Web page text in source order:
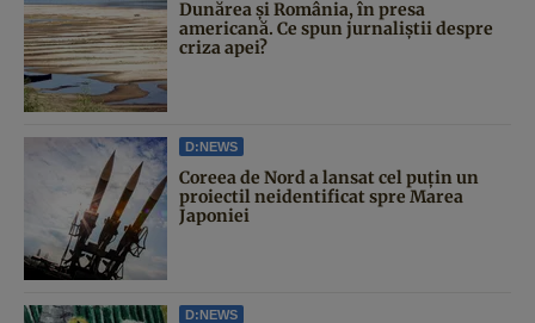
Dunărea și România, în presa
americană. Ce spun jurnaliștii despre
criza apei?
D:NEWS
Coreea de Nord a lansat cel puțin un
proiectil neidentificat spre Marea
Japoniei
D:NEWS